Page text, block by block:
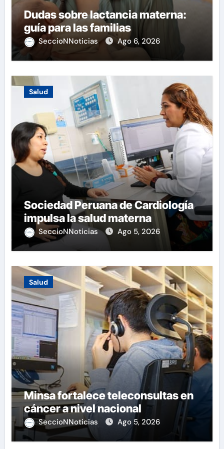
Dudas sobre lactancia materna:
guía para las familias
SeccioNNoticias Ago 6, 2026
Salud
Sociedad Peruana de Cardiología
impulsa la salud materna
SeccioNNoticias Ago 5, 2026
Salud
Minsa fortalece teleconsultas en
cáncer a nivel nacional
SeccioNNoticias Ago 5, 2026